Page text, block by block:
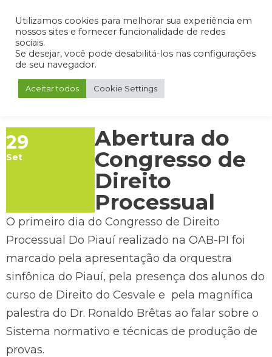
Admin Portal do Aluno Portal do Professor Portal do Coordenador
29
Set
Abertura do
Congresso de
Direito
Processual
O primeiro dia do Congresso de Direito
Processual Do Piauí realizado na OAB-PI foi
marcado pela apresentação da orquestra
sinfônica do Piauí, pela presença dos alunos do
curso de Direito do Cesvale e pela magnífica
palestra do Dr. Ronaldo Brêtas ao falar sobre o
Sistema normativo e técnicas de produção de
provas.
Utilizamos cookies para melhorar sua experiência em
nossos sites e fornecer funcionalidade de redes
sociais.
Se desejar, você pode desabilitá-los nas configurações
de seu navegador.
Aceitar todos Cookie Settings